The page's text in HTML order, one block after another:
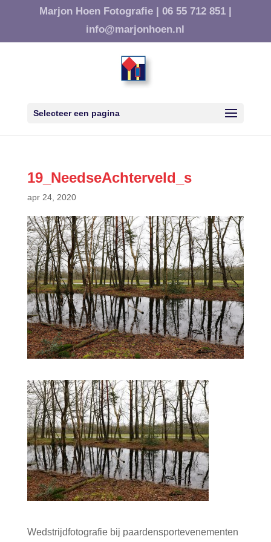
Marjon Hoen Fotografie | 06 55 712 851 |
info@marjonhoen.nl
Selecteer een pagina
19_NeedseAchterveld_s
apr 24, 2020
Wedstrijdfotografie bij paardensportevenementen